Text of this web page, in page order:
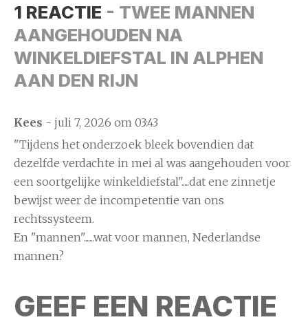
1 REACTIE - TWEE MANNEN
AANGEHOUDEN NA
WINKELDIEFSTAL IN ALPHEN
AAN DEN RIJN
Kees - juli 7, 2026 om 03:43
"Tijdens het onderzoek bleek bovendien dat
dezelfde verdachte in mei al was aangehouden voor
een soortgelijke winkeldiefstal".....dat ene zinnetje
bewijst weer de incompetentie van ons
rechtssysteem.
En "mannen".......wat voor mannen, Nederlandse
mannen?
GEEF EEN REACTIE